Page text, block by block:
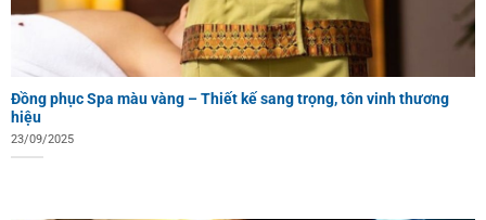
Đồng phục Spa màu vàng – Thiết kế sang trọng, tôn vinh thương
hiệu
23/09/2025